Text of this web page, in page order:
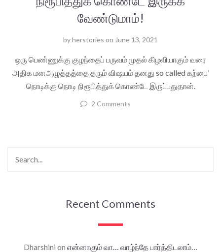
வேண்டுமாம்!
byherstories on June 13, 2021
ஒரு பெண்ணுக்கு குழந்தைப் பருவம் முதல் கிழவியாகும் வரை
அதிக மனஅழுத்தத்தை தரும் விஷயம் தனது so called கற்பை’
நொடிக்கு நொடி நிரூபித்துக் கொண்டே இருப்பதுதான்.
2 Comments
Recent Comments
Dharshini on என்னாகும் வா… வாழ்ந்தே பார்த்திடலாம்…